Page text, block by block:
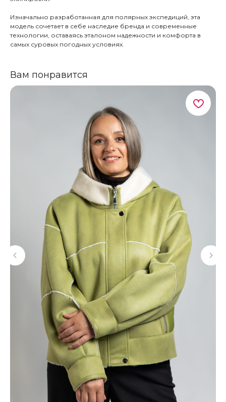
Изначально разработанная для полярных экспедиций, эта
модель сочетает в себе наследие бренда и современные
технологии, оставаясь эталоном надежности и комфорта в
самых суровых погодных условиях.
Вам понравится
Бесплатная примерка
Оплата только после
примерки
Бесплатная доставка
по всей России
Бесплатный возврат
Позвони нам
и получи
+7 (499) 226-27-69
СКИДКУ -10%